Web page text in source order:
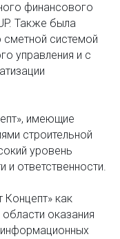
финансового
Также была
сметной системой
управления и с
имеющие
строительной
уровень
и ответственности.
как
оказания